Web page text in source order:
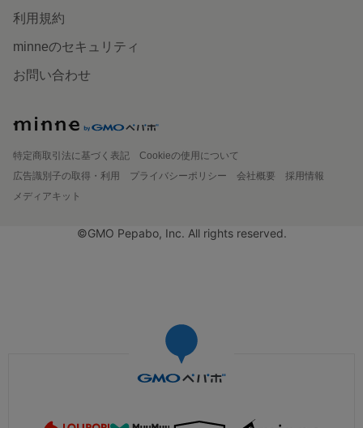
利用規約
minneのセキュリティ
お問い合わせ
特定商取引法に基づく表記
Cookieの使用について
広告識別子の取得・利用
プライバシーポリシー 会社概要
採用情報
メディアキット
©GMO Pepabo, Inc. All rights reserved.